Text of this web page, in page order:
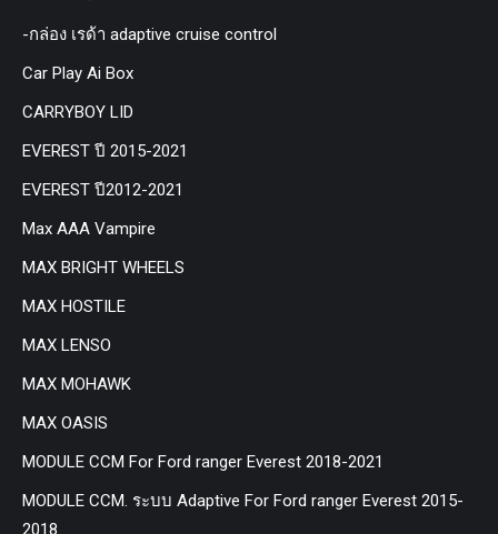
-กล่อง เรด้า adaptive cruise control
Car Play Ai Box
CARRYBOY LID
EVEREST ปี 2015-2021
EVEREST ปี2012-2021
Max AAA Vampire
MAX BRIGHT WHEELS
MAX HOSTILE
MAX LENSO
MAX MOHAWK
MAX OASIS
MODULE CCM For Ford ranger Everest 2018-2021
MODULE CCM. ระบบ Adaptive For Ford ranger Everest 2015-
2018